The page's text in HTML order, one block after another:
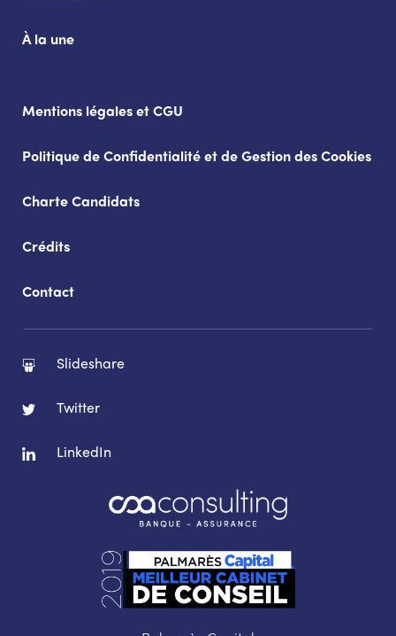
À la une
Mentions légales et CGU
Politique de Confidentialité et de Gestion des Cookies
Charte Candidats
Crédits
Contact
Slideshare
Twitter
LinkedIn